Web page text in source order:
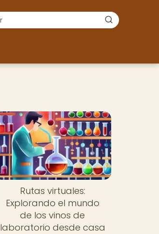
Rutas virtuales:
Explorando el mundo
de los vinos de
laboratorio desde casa